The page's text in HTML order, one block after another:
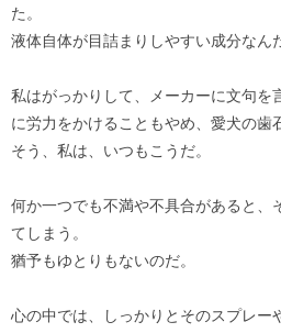
た。
液体自体が目詰まりしやすい成分なん
私はがっかりして、メーカーに文句を
に労力をかけることもやめ、愛犬の歯
そう、私は、いつもこうだ。
何か一つでも不満や不具合があると、
てしまう。
猶予もゆとりもないのだ。
心の中では、しっかりとそのスプレー